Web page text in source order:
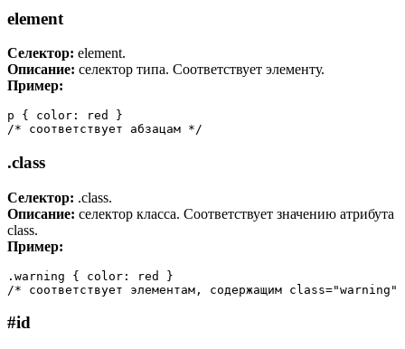
element
Селектор: element.
Описание: селектор типа. Соответствует элементу.
Пример:
p { color: red }
/* соответствует абзацам */
.class
Селектор: .class.
Описание: селектор класса. Соответствует значению атрибута
class.
Пример:
.warning { color: red }
/* соответствует элементам, содержащим
#id